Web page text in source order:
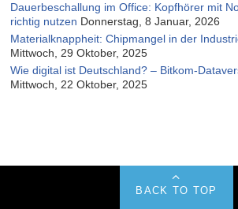
Dauerbeschallung im Office: Kopfhörer mit
richtig nutzen Donnerstag, 8 Januar, 2026
Materialknappheit: Chipmangel in der
Mittwoch, 29 Oktober, 2025
Wie digital ist Deutschland? – Bitkom-
Mittwoch, 22 Oktober, 2025
BACK TO TOP